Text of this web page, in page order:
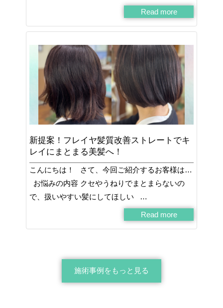
Read more
新提案！フレイヤ髪質改善ストレートでキ
レイにまとまる美髪へ！
こんにちは！ さて、今回ご紹介するお客様は…
お悩みの内容 クセやうねりでまとまらないの
で、扱いやすい髪にしてほしい …
Read more
施術事例をもっと見る